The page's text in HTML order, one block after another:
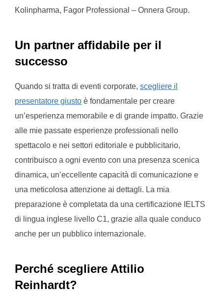
Kolinpharma, Fagor Professional – Onnera Group.
Un partner affidabile per il
successo
Quando si tratta di eventi corporate, scegliere il
presentatore giusto è fondamentale per creare
un’esperienza memorabile e di grande impatto. Grazie
alle mie passate esperienze professionali nello
spettacolo e nei settori editoriale e pubblicitario,
contribuisco a ogni evento con una presenza scenica
dinamica, un’eccellente capacità di comunicazione e
una meticolosa attenzione ai dettagli. La mia
preparazione è completata da una certificazione IELTS
di lingua inglese livello C1, grazie alla quale conduco
anche per un pubblico internazionale.
Perché scegliere Attilio
Reinhardt?